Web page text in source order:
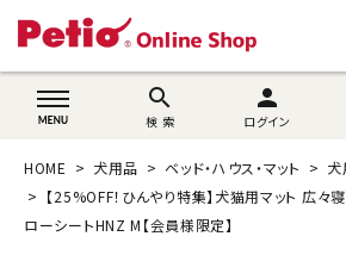
wovn-lang-name
search
検 索
person
ログイン
猫用品
HOME 犬用品 ベッド・ハウス・マット
犬
【25%OFF！ひんやり特集】犬猫用マット 広々
ローシートHNZ M【会員様限定】